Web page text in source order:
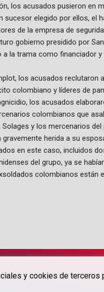
y cookies de terceros
los acusados pusieron en
sucesor elegido por ellos, el
de la empresa de
gobierno presidido por
la trama como financiador
los acusados reclutaron
colombiano y líderes de
los acusados
colombianos que
Solages y los mercenarios
herida a su
en este caso, incluidos
del grupo, ya se
colombianos están